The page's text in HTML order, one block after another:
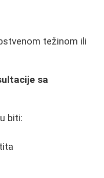
težinom ili
sa
biti: